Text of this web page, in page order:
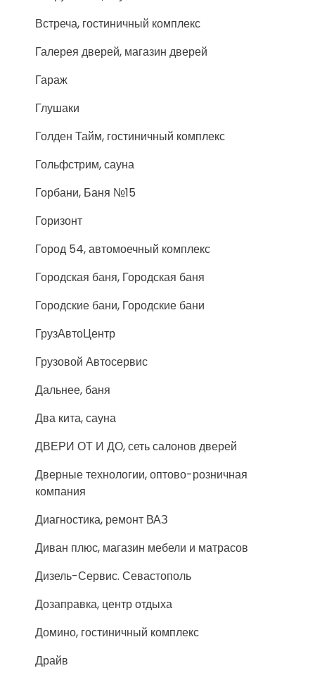
Встреча, гостиничный комплекс
Галерея дверей, магазин дверей
Гараж
Глушаки
Голден Тайм, гостиничный комплекс
Гольфстрим, сауна
Горбани, Баня №15
Горизонт
Город 54, автомоечный комплекс
Городская баня, Городская баня
Городские бани, Городские бани
ГрузАвтоЦентр
Грузовой Автосервис
Дальнее, баня
Два кита, сауна
ДВЕРИ ОТ И ДО, сеть салонов дверей
Дверные технологии, оптово-розничная
компания
Диагностика, ремонт ВАЗ
Диван плюс, магазин мебели и матрасов
Дизель-Сервис. Севастополь
Дозаправка, центр отдыха
Домино, гостиничный комплекс
Драйв